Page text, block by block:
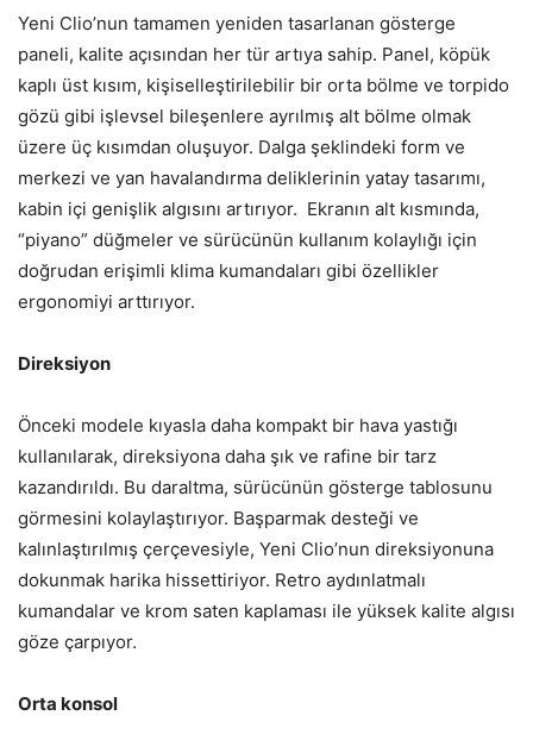
Yeni Clio’nun tamamen yeniden tasarlanan gösterge
paneli, kalite açısından her tür artıya sahip. Panel, köpük
kaplı üst kısım, kişiselleştirilebilir bir orta bölme ve torpido
gözü gibi işlevsel bileşenlere ayrılmış alt bölme olmak
üzere üç kısımdan oluşuyor. Dalga şeklindeki form ve
merkezi ve yan havalandırma deliklerinin yatay tasarımı,
kabin içi genişlik algısını artırıyor. Ekranın alt kısmında,
“piyano” düğmeler ve sürücünün kullanım kolaylığı için
doğrudan erişimli klima kumandaları gibi özellikler
ergonomiyi arttırıyor.
Direksiyon
Önceki modele kıyasla daha kompakt bir hava yastığı
kullanılarak, direksiyona daha şık ve rafine bir tarz
kazandırıldı. Bu daraltma, sürücünün gösterge tablosunu
görmesini kolaylaştırıyor. Başparmak desteği ve
kalınlaştırılmış çerçevesiyle, Yeni Clio’nun direksiyonuna
dokunmak harika hissettiriyor. Retro aydınlatmalı
kumandalar ve krom saten kaplaması ile yüksek kalite algısı
göze çarpıyor.
Orta konsol